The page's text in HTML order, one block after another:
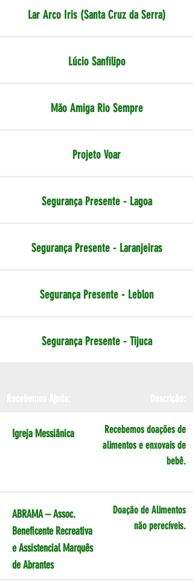
Lar Arco Iris (Santa Cruz da Serra)
Lúcio Sanfilipo
Mão Amiga Rio Sempre
Projeto Voar
Segurança Presente - Lagoa
Segurança Presente - Laranjeiras
Segurança Presente - Leblon
Segurança Presente - Tijuca
Igreja Messiânica
Recebemos doações de
alimentos e enxovais de
bebê.
ABRAMA – Assoc.
Beneficente Recreativa
e Assistencial Marquês
de Abrantes
Doação de Alimentos
não perecíveis.